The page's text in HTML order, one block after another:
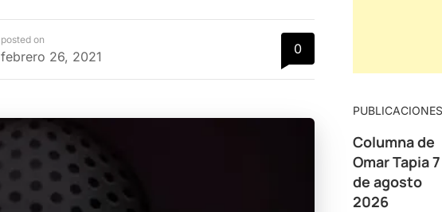
posted on
febrero 26, 2021 0
Columna de
Omar Tapia 7
de agosto
2026